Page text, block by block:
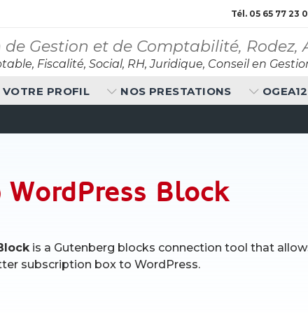
Tél. 05 65 77 23
Gestion et de Comptabilité, Rodez,
Fiscalité, Social, RH, Juridique, Conseil en
VOTRE PROFIL NOS PRESTATIONS OGEA12
Block
is a Gutenberg blocks connection tool that
subscription box to WordPress.